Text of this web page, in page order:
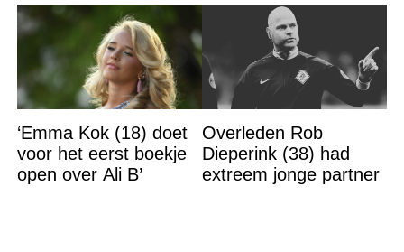
‘Emma Kok (18) doet
voor het eerst boekje
open over Ali B’
Overleden Rob
Dieperink (38) had
extreem jonge partner